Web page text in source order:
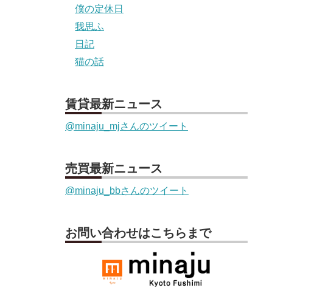
僕の定休日
我思ふ
日記
猫の話
賃貸最新ニュース
@minaju_mjさんのツイート
売買最新ニュース
@minaju_bbさんのツイート
お問い合わせはこちらまで